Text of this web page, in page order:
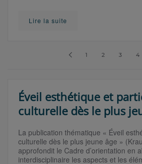
Lire la suite
1 2 3 4
Éveil esthétique et
culturelle dès le plus
La publication thématique « Éveil
culturelle dès le plus jeune âge »
approfondit le Cadre d’orientation en
interdisciplinaire les aspects et les